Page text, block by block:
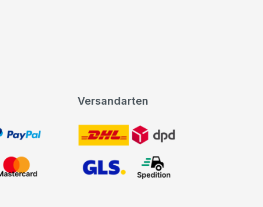
PayPal
Versandarten